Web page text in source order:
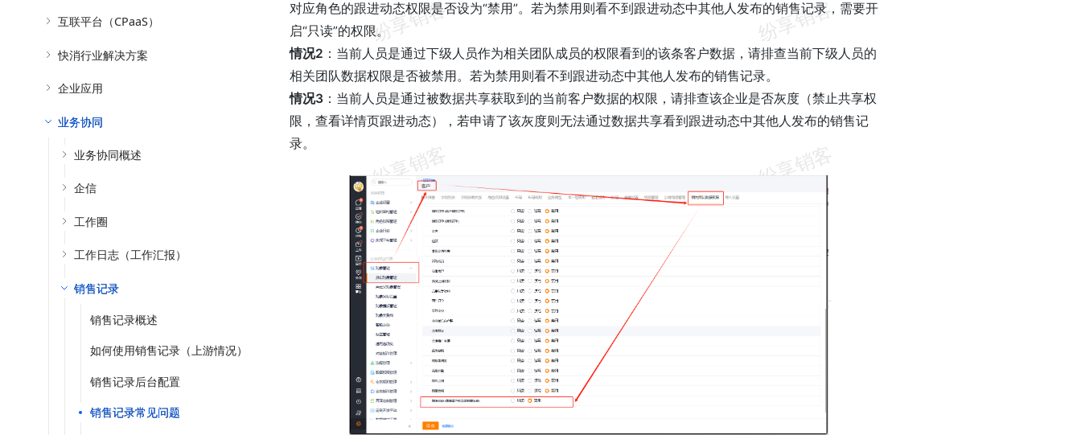
互联平台（CPaaS）
快消行业解决方案
企业应用
业务协同
业务协同概述
企信
工作圈
工作日志（工作汇报）
销售记录
销售记录概述
如何使用销售记录（上游情况）
销售记录后台配置
销售记录常见问题
对应角色的跟进动态权限是否设为“禁用”。若为禁用则看不到跟进动态中其他人发布的销售记录，需要开
启“只读”的权限。
情况2 ：当前人员是通过下级人员作为相关团队成员的权限看到的该条客户数据，请排查当前下级人员的
相关团队数据权限是否被禁用。若为禁用则看不到跟进动态中其他人发布的销售记录。
情况3 ：当前人员是通过被数据共享获取到的当前客户数据的权限，请排查该企业是否灰度（禁止共享权
限，查看详情页跟进动态），若申请了该灰度则无法通过数据共享看到跟进动态中其他人发布的销售记
录。